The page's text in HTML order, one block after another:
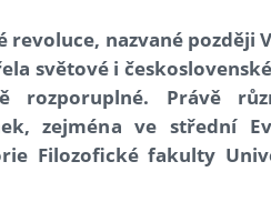
E-
nazvané později
světové i
Právě
zejména ve střední
Filozofické fakulty